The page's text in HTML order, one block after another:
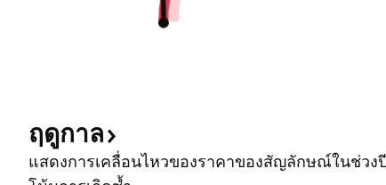
ฤดูกาล
แสดงการเคลื่อนไหวของราคาของสัญลักษณ์ในช่วง